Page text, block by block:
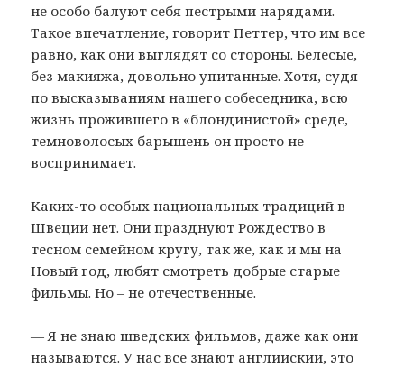
не особо балуют себя пестрыми нарядами.
Такое впечатление, говорит Петтер, что им все
равно, как они выглядят со стороны. Белесые,
без макияжа, довольно упитанные. Хотя, судя
по высказываниям нашего собеседника, всю
жизнь прожившего в «блондинистой» среде,
темноволосых барышень он просто не
воспринимает.
Каких-то особых национальных традиций в
Швеции нет. Они празднуют Рождество в
тесном семейном кругу, так же, как и мы на
Новый год, любят смотреть добрые старые
фильмы. Но – не отечественные.
— Я не знаю шведских фильмов, даже как они
называются. У нас все знают английский, это